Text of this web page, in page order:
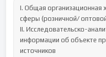
I. Общая организационная
сферы (розничной/
II. Исследовательско-
информации об объекте
источников